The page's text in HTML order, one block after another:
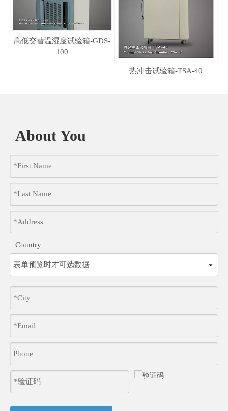
高低交替温湿度试验箱-GDS-
100
热冲击试验箱-TSA-40
About You
Country